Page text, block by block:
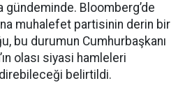
gündeminde. Bloomberg’de
muhalefet partisinin derin bir
bu durumun Cumhurbaşkanı
olası siyasi hamleleri
belirtildi.